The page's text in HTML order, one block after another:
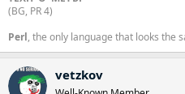
(BG, PR 4)
Perl, the only language that looks the
vetzkov